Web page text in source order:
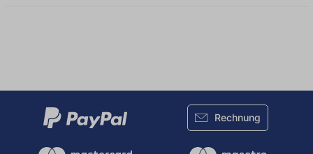
Rechnung